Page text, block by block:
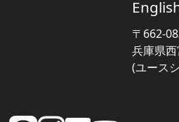
〒662-
兵庫県
(ユース